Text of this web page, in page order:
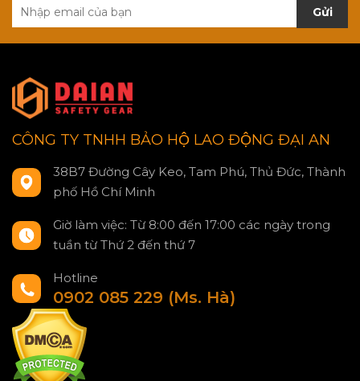
Gửi
CÔNG TY TNHH BẢO HỘ LAO ĐỘNG ĐẠI AN
38B7 Đường Cây Keo, Tam Phú, Thủ Đức, Thành
phố Hồ Chí Minh
Giờ làm việc: Từ 8:00 đến 17:00 các ngày trong
tuần từ Thứ 2 đến thứ 7
Hotline
0902 085 229 (Ms. Hà)